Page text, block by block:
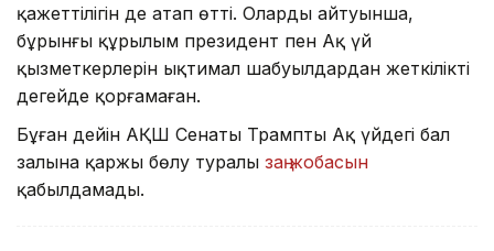
қажеттілігін де атап өтті. Олардың айтуынша,
бұрынғы құрылым президент пен Ақ үй
қызметкерлерін ықтимал шабуылдардан жеткілікті
деңгейде қорғамаған.
Бұған дейін АҚШ Сенаты Трамптың Ақ үйдегі бал
залына қаржы бөлу туралы заң жобасын
қабылдамады.